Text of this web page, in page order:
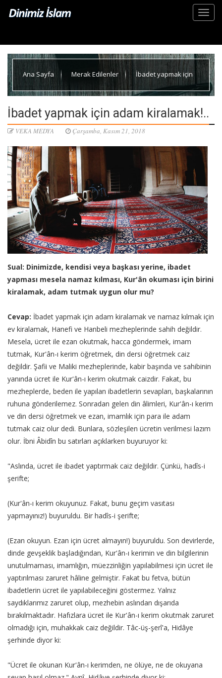
Ana Sayfa Merak Edilenler İbadet yapmak için
İbadet yapmak için adam kiralamak!..
VEKA MEDYA Çarşamba, Kasım 21, 2018
Sual: Dinimizde, kendisi veya başkası yerine, ibadet
yapması mesela namaz kılması, Kur'ân okuması için birini
kiralamak, adam tutmak uygun olur mu?
Cevap: İbadet yapmak için adam kiralamak ve namaz kılmak için
ev kiralamak, Hanefi ve Hanbeli mezheplerinde sahih değildir.
Mesela, ücret ile ezan okutmak, hacca göndermek, imam
tutmak, Kur'ân-ı kerim öğretmek, din dersi öğretmek caiz
değildir. Şafii ve Maliki mezheplerinde, kabir başında ve sahibinin
yanında ücret ile Kur'ân-ı kerim okutmak caizdir. Fakat, bu
mezheplerde, beden ile yapılan ibadetlerin sevapları, başkalarının
ruhuna gönderilemez. Sonradan gelen din âlimleri, Kur'ân-ı kerim
ve din dersi öğretmek ve ezan, imamlık için para ile adam
tutmak caiz olur dedi. Bunlara, sözleşilen ücretin verilmesi lazım
olur. İbni Âbidîn bu satırları açıklarken buyuruyor ki:
"Aslında, ücret ile ibadet yaptırmak caiz değildir. Çünkü, hadîs-i
şerifte;
(Kur'ân-ı kerim okuyunuz. Fakat, bunu geçim vasıtası
yapmayınız!) buyuruldu. Bir hadîs-i şerifte;
(Ezan okuyun. Ezan için ücret almayın!) buyuruldu. Son devirlerde,
dinde gevşeklik başladığından, Kur'ân-ı kerimin ve din bilgilerinin
unutulmaması, imamlığın, müezzinliğin yapılabilmesi için ücret ile
yaptırılması zaruret hâline gelmiştir. Fakat bu fetva, bütün
ibadetlerin ücret ile yapılabileceğini göstermez. Yalnız
saydıklarımız zaruret olup, mezhebin aslından dışarıda
bırakılmaktadır. Hafızlara ücret ile Kur'ân-ı kerim okutmak zaruret
olmadığı için, muhakkak caiz değildir. Tâc-üş-şerî'a, Hidâye
şerhinde diyor ki:
"Ücret ile okunan Kur'ân-ı kerimden, ne ölüye, ne de okuyana